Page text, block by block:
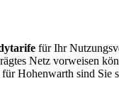
für Ihr
Netz vorweisen
für Hohenwarth sind Sie